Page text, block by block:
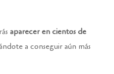
aparecer en cientos de
a conseguir aún más